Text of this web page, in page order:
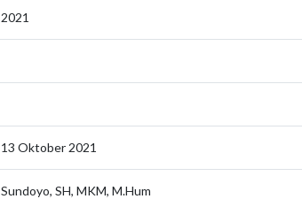
2021
13 Oktober 2021
Sundoyo, SH, MKM, M.Hum